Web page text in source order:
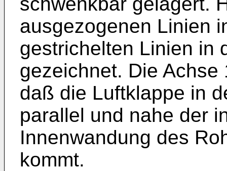
ausgezogenen Linien
gestrichelten Linien in
gezeichnet. Die
daß die Luftklappe in
parallel und nahe der
Innenwandung des
kommt.